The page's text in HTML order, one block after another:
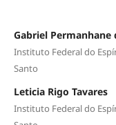
Gabriel Permanhane
Instituto Federal do
Santo
Leticia Rigo Tavares
Instituto Federal do